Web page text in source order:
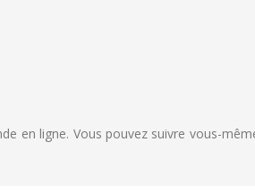
en ligne. Vous pouvez suivre vous-